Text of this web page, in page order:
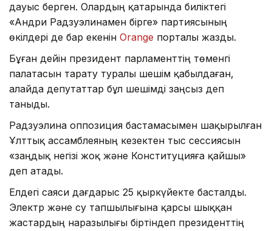
дауыс берген. Олардың қатарында биліктегі
«Андри Радзуэлинамен бірге» партиясының
өкілдері де бар екенін Orange порталы жазды.
Бұған дейін президент парламенттің төменгі
палатасын тарату туралы шешім қабылдаған,
алайда депутаттар бұл шешімді заңсыз деп
таныды.
Радзуэлина оппозиция бастамасымен шақырылған
Ұлттық ассамблеяның кезектен тыс сессиясын
«заңдық негізі жоқ және Конституцияға қайшы»
деп атады.
Елдегі саяси дағдарыс 25 қыркүйекте басталды.
Электр және су тапшылығына қарсы шыққан
жастардың наразылығы біртіндеп президенттің